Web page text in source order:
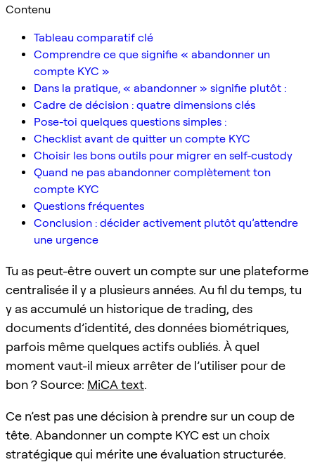
Contenu
Tableau comparatif clé
Comprendre ce que signifie « abandonner un
compte KYC »
Dans la pratique, « abandonner » signifie plutôt :
Cadre de décision : quatre dimensions clés
Pose-toi quelques questions simples :
Checklist avant de quitter un compte KYC
Choisir les bons outils pour migrer en self-custody
Quand ne pas abandonner complètement ton
compte KYC
Questions fréquentes
Conclusion : décider activement plutôt qu’attendre
une urgence
Tu as peut-être ouvert un compte sur une plateforme
centralisée il y a plusieurs années. Au fil du temps, tu
y as accumulé un historique de trading, des
documents d’identité, des données biométriques,
parfois même quelques actifs oubliés. À quel
moment vaut-il mieux arrêter de l’utiliser pour de
bon ? Source: MiCA text.
Ce n’est pas une décision à prendre sur un coup de
tête. Abandonner un compte KYC est un choix
stratégique qui mérite une évaluation structurée.